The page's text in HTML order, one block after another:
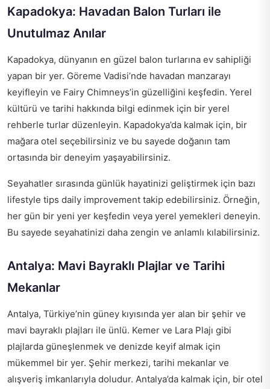
Kapadokya: Havadan Balon Turları ile
Unutulmaz Anılar
Kapadokya, dünyanın en güzel balon turlarına ev sahipliği
yapan bir yer. Göreme Vadisi’nde havadan manzarayı
keyifleyin ve Fairy Chimneys’in güzelliğini keşfedin. Yerel
kültürü ve tarihi hakkında bilgi edinmek için bir yerel
rehberle turlar düzenleyin. Kapadokya’da kalmak için, bir
mağara otel seçebilirsiniz ve bu sayede doğanın tam
ortasında bir deneyim yaşayabilirsiniz.
Seyahatler sırasında günlük hayatinizi geliştirmek için bazı
lifestyle tips daily improvement takip edebilirsiniz. Örneğin,
her gün bir yeni yer keşfedin veya yerel yemekleri deneyin.
Bu sayede seyahatinizi daha zengin ve anlamlı kılabilirsiniz.
Antalya: Mavi Bayraklı Plajlar ve Tarihi
Mekanlar
Antalya, Türkiye’nin güney kıyısında yer alan bir şehir ve
mavi bayraklı plajları ile ünlü. Kemer ve Lara Plajı gibi
plajlarda güneşlenmek ve denizde keyif almak için
mükemmel bir yer. Şehir merkezi, tarihi mekanlar ve
alışveriş imkanlarıyla doludur. Antalya’da kalmak için, bir otel